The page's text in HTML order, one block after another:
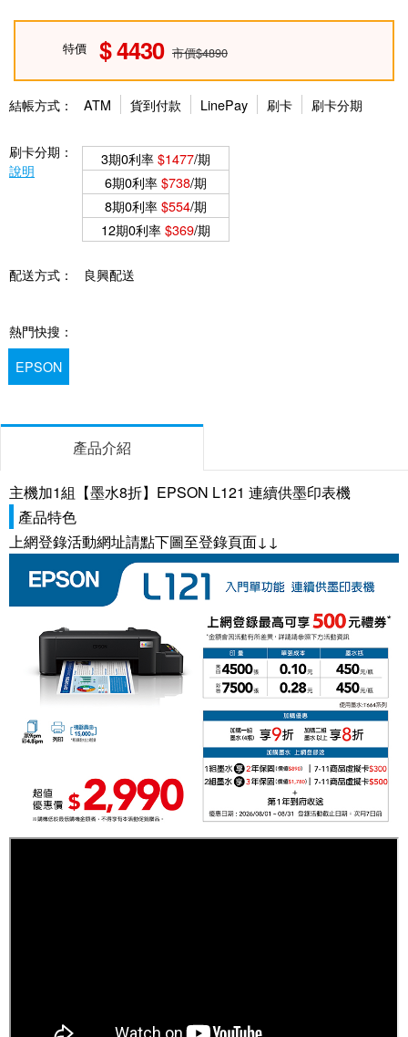
特價 4430 市價$4890
結帳方式： ATM 貨到付款 LinePay 刷卡 刷卡分期
刷卡分期：
說明
3期0利率$1477/期
6期0利率$738/期
8期0利率$554/期
12期0利率$369/期
配送方式： 良興配送
熱門快搜：
EPSON
產品介紹
主機加1組【墨水8折】EPSON L121 連續供墨印表機
產品特色
上網登錄活動網址請點下圖至登錄頁面↓↓